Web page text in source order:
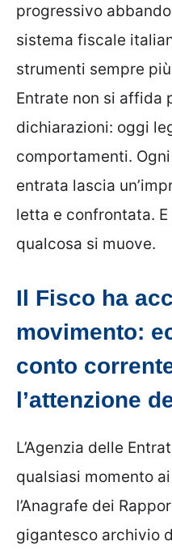
progressivo
sistema fiscale
strumenti sempre
Entrate non si affida
dichiarazioni: oggi
comportamenti.
entrata lascia
letta e confrontata.
qualcosa si muove.
Il Fisco ha
movimento:
conto
l’attenzione
L’Agenzia delle
qualsiasi momento
l’Anagrafe dei
gigantesco archivio